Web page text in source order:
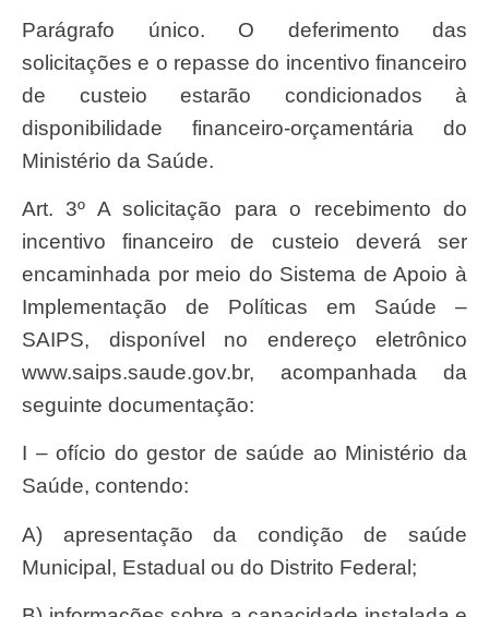
Parágrafo único. O deferimento das
solicitações e o repasse do incentivo financeiro
de custeio estarão condicionados à
disponibilidade financeiro-orçamentária do
Ministério da Saúde.
Art. 3º A solicitação para o recebimento do
incentivo financeiro de custeio deverá ser
encaminhada por meio do Sistema de Apoio à
Implementação de Políticas em Saúde –
SAIPS, disponível no endereço eletrônico
www.saips.saude.gov.br, acompanhada da
seguinte documentação:
I – ofício do gestor de saúde ao Ministério da
Saúde, contendo:
a) apresentação da condição de saúde
Municipal, Estadual ou do Distrito Federal;